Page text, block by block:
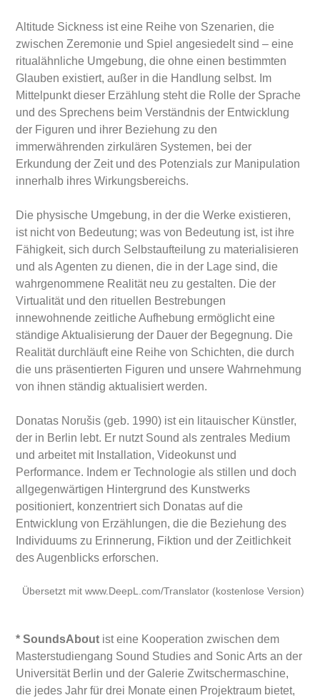
Altitude Sickness ist eine Reihe von Szenarien, die
zwischen Zeremonie und Spiel angesiedelt sind – eine
ritualähnliche Umgebung, die ohne einen bestimmten
Glauben existiert, außer in die Handlung selbst. Im
Mittelpunkt dieser Erzählung steht die Rolle der Sprache
und des Sprechens beim Verständnis der Entwicklung
der Figuren und ihrer Beziehung zu den
immerwährenden zirkulären Systemen, bei der
Erkundung der Zeit und des Potenzials zur Manipulation
innerhalb ihres Wirkungsbereichs.
Die physische Umgebung, in der die Werke existieren,
ist nicht von Bedeutung; was von Bedeutung ist, ist ihre
Fähigkeit, sich durch Selbstaufteilung zu materialisieren
und als Agenten zu dienen, die in der Lage sind, die
wahrgenommene Realität neu zu gestalten. Die der
Virtualität und den rituellen Bestrebungen
innewohnende zeitliche Aufhebung ermöglicht eine
ständige Aktualisierung der Dauer der Begegnung. Die
Realität durchläuft eine Reihe von Schichten, die durch
die uns präsentierten Figuren und unsere Wahrnehmung
von ihnen ständig aktualisiert werden.
Donatas Norušis (geb. 1990) ist ein litauischer Künstler,
der in Berlin lebt. Er nutzt Sound als zentrales Medium
und arbeitet mit Installation, Videokunst und
Performance. Indem er Technologie als stillen und doch
allgegenwärtigen Hintergrund des Kunstwerks
positioniert, konzentriert sich Donatas auf die
Entwicklung von Erzählungen, die die Beziehung des
Individuums zu Erinnerung, Fiktion und der Zeitlichkeit
des Augenblicks erforschen.
Übersetzt mit www.DeepL.com/Translator (kostenlose Version)
* SoundsAbout ist eine Kooperation zwischen dem
Masterstudiengang Sound Studies and Sonic Arts an der
Universität Berlin und der Galerie Zwitschermaschine,
die jedes Jahr für drei Monate einen Projektraum bietet,